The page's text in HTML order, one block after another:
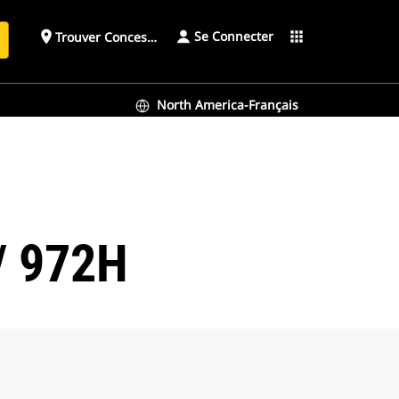
place Trouver ConcessionnaireSe Connecter apps
North America-Français
972H